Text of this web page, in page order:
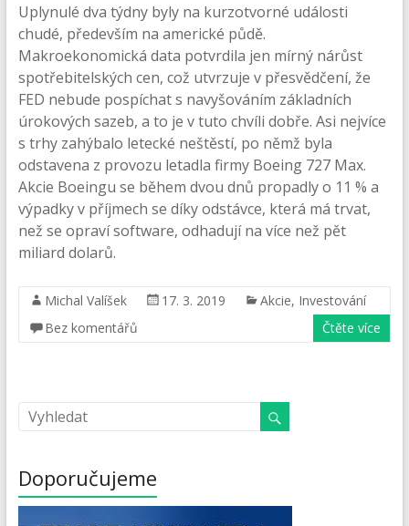
Uplynulé dva týdny byly na kurzotvorné události
chudé, především na americké půdě.
Makroekonomická data potvrdila jen mírný nárůst
spotřebitelských cen, což utvrzuje v přesvědčení, že
FED nebude pospíchat s navyšováním základních
úrokových sazeb, a to je v tuto chvíli dobře. Asi nejvíce
s trhy zahýbalo letecké neštěstí, po němž byla
odstavena z provozu letadla firmy Boeing 727 Max.
Akcie Boeingu se během dvou dnů propadly o 11 % a
výpadky v příjmech se díky odstávce, která má trvat,
než se opraví software, odhadují na více než pět
miliard dolarů.
Michal Valíšek 17. 3. 2019 Akcie, Investování
Bez komentářů
Čtěte více
Doporučujeme